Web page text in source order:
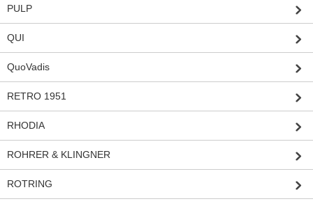
PULP
QUI
QuoVadis
RETRO 1951
RHODIA
ROHRER & KLINGNER
ROTRING